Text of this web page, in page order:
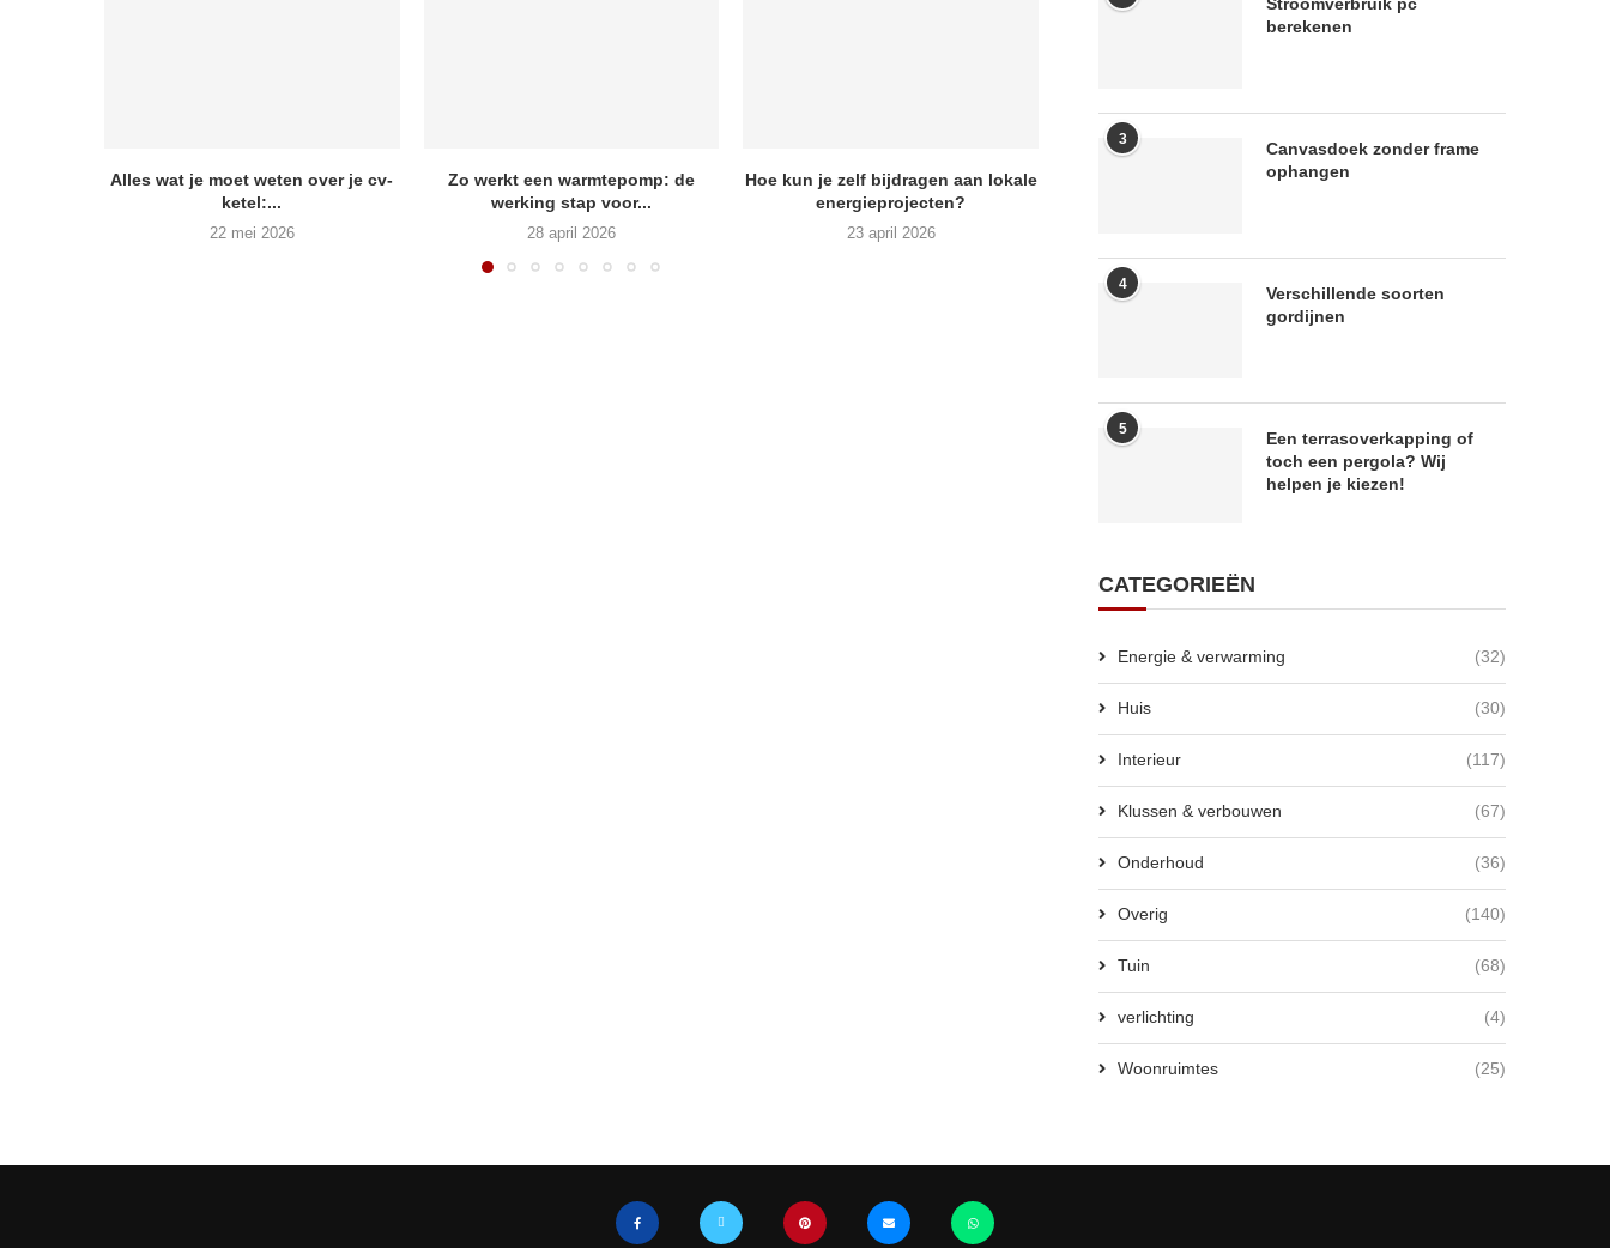
Alles wat je moet weten over je cv-
ketel:...
22 mei 2026
Zo werkt een warmtepomp: de
werking stap voor...
28 april 2026
Hoe kun je zelf bijdragen aan lokale
energieprojecten?
23 april 2026
Wat kost isolatie aanbrengen?
berekenen
3
Canvasdoek zonder frame
ophangen
4
Verschillende soorten
gordijnen
5
Een terrasoverkapping of
toch een pergola? Wij
helpen je kiezen!
CATEGORIEËN
Energie & verwarming (32)
Huis (30)
Interieur (117)
Klussen & verbouwen (67)
Onderhoud (36)
Overig (140)
Tuin (68)
verlichting (4)
Woonruimtes (25)